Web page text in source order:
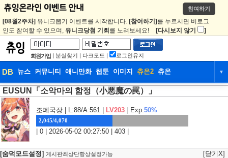
참여하기
[08월2주차] 유니크뽑기 이벤트를 시작합니다. [참여하기] 를 누르시면 비로그
인도 참여할 수 있으며, 유니크당첨 기회 를 노려보세요! [다시보지 않기 ]
회원가입 | 분실찾기 | 다크모드 | 로그인유지
DB 뉴스 커뮤니티 애니만화 웹툰 이미지 츄온2 츄온 ▼
DB 뉴스 커뮤니티
웹툰 이미지 츄온2
EUSUN「소악마의 함정（小悪魔の罠）」
조폐국장 | L:88/A:561 | LV203 Exp.50%
2,045/4,070
| 0 | 2026-05-02 00:27:50 | 403 |
[숨덕모드설정] 게시판최상단항상설정가능 [닫기X]